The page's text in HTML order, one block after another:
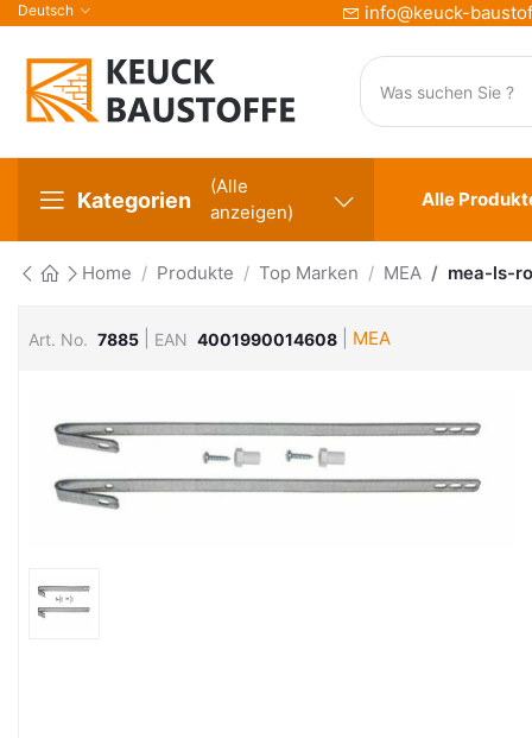
Deutsch info@keuck-
Kategorien
(Alle
anzeigen)
Alle
Home Produkte Top Marken MEA mea-ls-
Art. No. 7885 EAN 4001990014608 MEA